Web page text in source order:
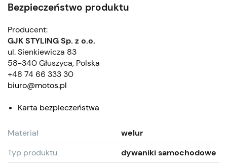
Bezpieczeństwo produktu
Producent:
GJK STYLING Sp. z o.o.
ul. Sienkiewicza 83
58-340 Głuszyca, Polska
+48 74 66 333 30
biuro@motos.pl
Karta bezpieczeństwa
Materiał
welur
Typ produktu
dywaniki samochodowe